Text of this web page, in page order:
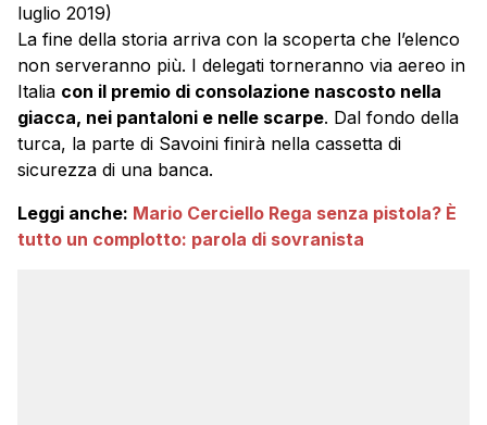
luglio 2019)
La fine della storia arriva con la scoperta che l’elenco
non serveranno più. I delegati torneranno via aereo in
Italia con il premio di consolazione nascosto nella
giacca, nei pantaloni e nelle scarpe. Dal fondo della
turca, la parte di Savoini finirà nella cassetta di
sicurezza di una banca.
Leggi anche: Mario Cerciello Rega senza pistola? È
tutto un complotto: parola di sovranista